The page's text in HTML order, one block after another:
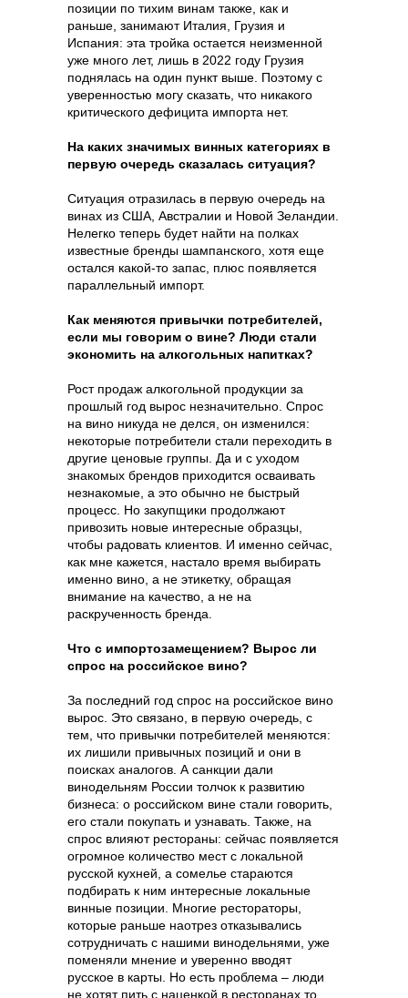
позиции по тихим винам также, как и
раньше, занимают Италия, Грузия и
Испания: эта тройка остается неизменной
уже много лет, лишь в 2022 году Грузия
поднялась на один пункт выше. Поэтому с
уверенностью могу сказать, что никакого
критического дефицита импорта нет.
На каких значимых винных категориях в
первую очередь сказалась ситуация?
Ситуация отразилась в первую очередь на
винах из США, Австралии и Новой Зеландии.
Нелегко теперь будет найти на полках
известные бренды шампанского, хотя еще
остался какой-то запас, плюс появляется
параллельный импорт.
Как меняются привычки потребителей,
если мы говорим о вине? Люди стали
экономить на алкогольных напитках?
Рост продаж алкогольной продукции за
прошлый год вырос незначительно. Спрос
на вино никуда не делся, он изменился:
некоторые потребители стали переходить в
другие ценовые группы. Да и с уходом
знакомых брендов приходится осваивать
незнакомые, а это обычно не быстрый
процесс. Но закупщики продолжают
привозить новые интересные образцы,
чтобы радовать клиентов. И именно сейчас,
как мне кажется, настало время выбирать
именно вино, а не этикетку, обращая
внимание на качество, а не на
раскрученность бренда.
Что с импортозамещением? Вырос ли
спрос на российское вино?
За последний год спрос на российское вино
вырос. Это связано, в первую очередь, с
тем, что привычки потребителей меняются:
их лишили привычных позиций и они в
поисках аналогов. А санкции дали
винодельням России толчок к развитию
бизнеса: о российском вине стали говорить,
его стали покупать и узнавать. Также, на
спрос влияют рестораны: сейчас появляется
огромное количество мест с локальной
русской кухней, а сомелье стараются
подбирать к ним интересные локальные
винные позиции. Многие рестораторы,
которые раньше наотрез отказывались
сотрудничать с нашими винодельнями, уже
поменяли мнение и уверенно вводят
русское в карты. Но есть проблема – люди
не хотят пить с наценкой в ресторанах то,